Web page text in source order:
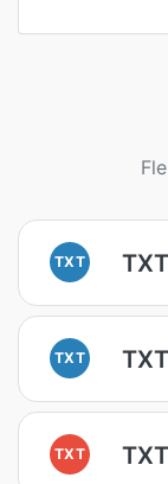
TXT
TXT
TXT